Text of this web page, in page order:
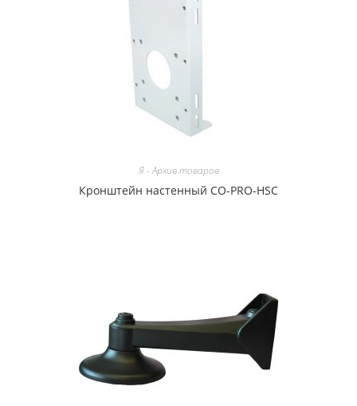
Я - Архив товаров
Кронштейн настенный CO-PRO-HSC